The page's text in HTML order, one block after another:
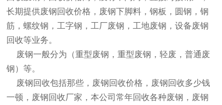
长期提供废钢回收价格，废钢下脚料，钢板，圆钢，钢
筋，螺纹钢，工字钢，工厂废钢，工地废钢，设备废钢
回收等业务。
废钢一般分为（重型废钢，重型废钢，轻废，普通废
钢）等。
废钢回收包括那些， 废钢回收价格， 废钢回收多少钱
一顿， 废钢回收厂家，本公司常年回收各种废钢，废钢